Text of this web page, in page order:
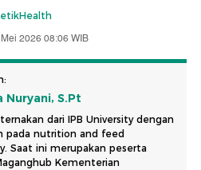
2026 08:06 WIB
Nuryani, S.Pt
dari IPB University dengan
pada nutrition and feed
Saat ini merupakan peserta
Kementerian